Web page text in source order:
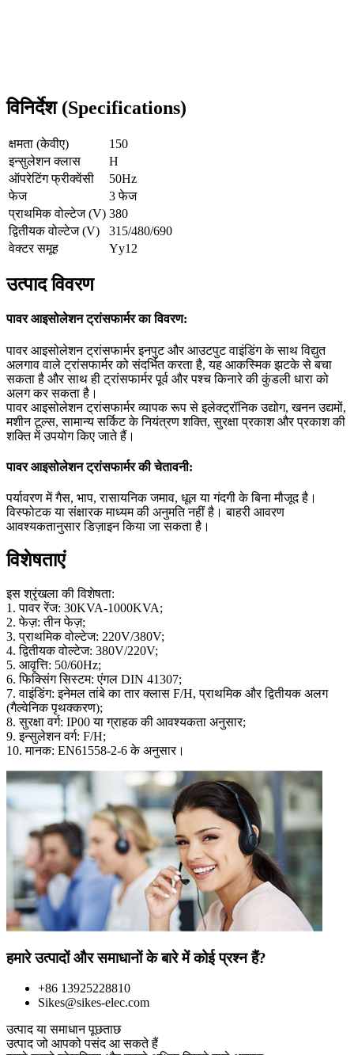
विनिर्देश (Specifications)
क्षमता (केवीए)
150
इन्सुलेशन क्लास
H
ऑपरेटिंग फ्रीक्वेंसी
50Hz
फेज
3 फेज
प्राथमिक वोल्टेज (V) 380
द्वितीयक वोल्टेज (V)
315/480/690
वेक्टर समूह
Yy12
उत्पाद विवरण
पावर आइसोलेशन ट्रांसफार्मर का विवरण:
पावर आइसोलेशन ट्रांसफार्मर इनपुट और आउटपुट वाइंडिंग के साथ विद्युत
अलगाव वाले ट्रांसफार्मर को संदर्भित करता है, यह आकस्मिक झटके से बचा
सकता है और साथ ही ट्रांसफार्मर पूर्व और पश्च किनारे की कुंडली धारा को
अलग कर सकता है।
पावर आइसोलेशन ट्रांसफार्मर व्यापक रूप से इलेक्ट्रॉनिक उद्योग, खनन उद्यमों,
मशीन टूल्स, सामान्य सर्किट के नियंत्रण शक्ति, सुरक्षा प्रकाश और प्रकाश की
शक्ति में उपयोग किए जाते हैं।
पावर आइसोलेशन ट्रांसफार्मर की चेतावनी:
पर्यावरण में गैस, भाप, रासायनिक जमाव, धूल या गंदगी के बिना मौजूद है।
विस्फोटक या संक्षारक माध्यम की अनुमति नहीं है। बाहरी आवरण
आवश्यकतानुसार डिज़ाइन किया जा सकता है।
विशेषताएं
इस श्रृंखला की विशेषता:
1. पावर रेंज: 30KVA-1000KVA;
2. फेज़: तीन फेज़;
3. प्राथमिक वोल्टेज: 220V/380V;
4. द्वितीयक वोल्टेज: 380V/220V;
5. आवृत्ति: 50/60Hz;
6. फिक्सिंग सिस्टम: एंगल DIN 41307;
7. वाइंडिंग: इनेमल तांबे का तार क्लास F/H, प्राथमिक और द्वितीयक अलग
(गैल्वेनिक पृथक्करण);
8. सुरक्षा वर्ग: IP00 या ग्राहक की आवश्यकता अनुसार;
9. इन्सुलेशन वर्ग: F/H;
10. मानक: EN61558-2-6 के अनुसार।
हमारे उत्पादों और समाधानों के बारे में कोई प्रश्न हैं?
+86 13925228810
Sikes@sikes-elec.com
उत्पाद या समाधान पूछताछ
उत्पाद जो आपको पसंद आ सकते हैं